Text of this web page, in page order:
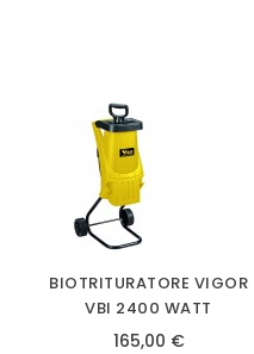
BIOTRITURATORE VIGOR
VBI 2400 WATT
165,00 €